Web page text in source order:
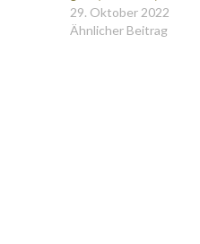
29. Oktober 2022
Ähnlicher Beitrag